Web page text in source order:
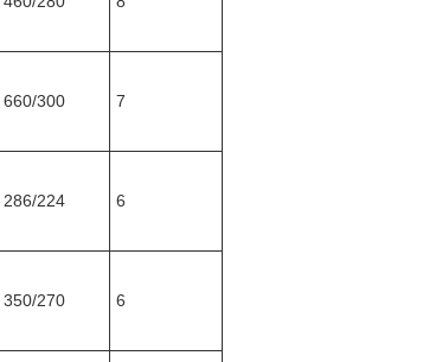
660/300 7
286/224 6
350/270 6